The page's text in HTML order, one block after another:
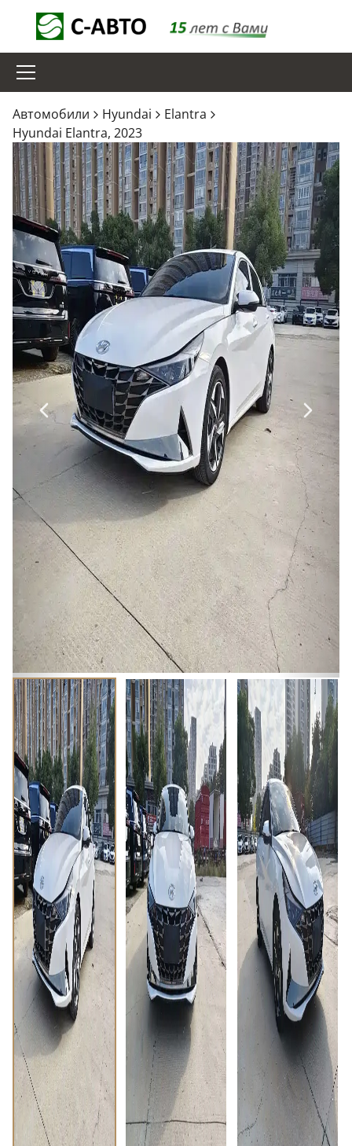
Aвтомобили Hyundai
Elantra
Hyundai Elantra, 2023